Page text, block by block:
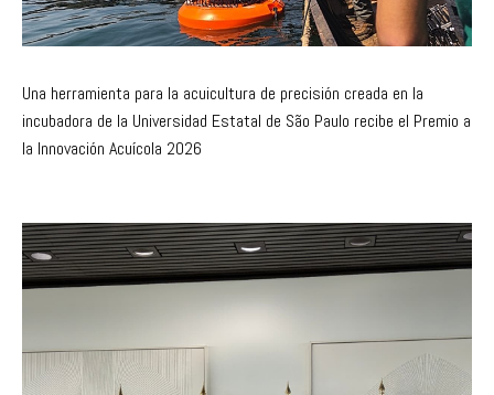
Una herramienta para la acuicultura de precisión creada en la
incubadora de la Universidad Estatal de São Paulo recibe el Premio a
la Innovación Acuícola 2026